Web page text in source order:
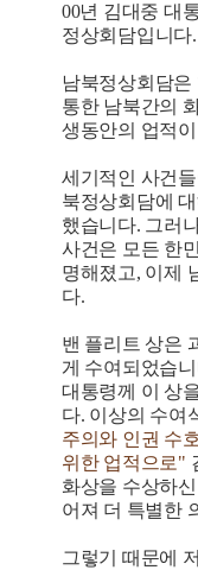
00년 김대중 대
정상회담입니다.
남북정상회담
통한 남북간의
생동안의 업적
세기적인 사건
북정상회담에
했습니다. 그러
사건은 모든 한
명해졌고, 이제
다.
밴 플리트 상은
게 수여되었습
대통령께 이 상
다. 이상의 수여
주의와 인권 수
위한 업적으로"
화상을 수상하
어져 더 특별한
그렇기 때문에